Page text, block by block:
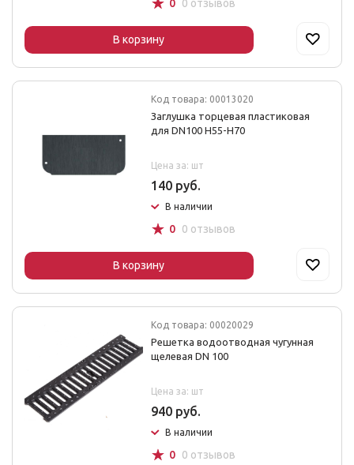
0 0 отзывов
В корзину
Код товара: 00013020
Заглушка торцевая пластиковая
для DN100 Н55-Н70
Цена за: шт
140 руб.
В наличии
☆ 0 0 отзывов
В корзину
Код товара: 00020029
Решетка водоотводная чугунная
щелевая DN 100
Цена за: шт
940 руб.
В наличии
☆ 0 0 отзывов